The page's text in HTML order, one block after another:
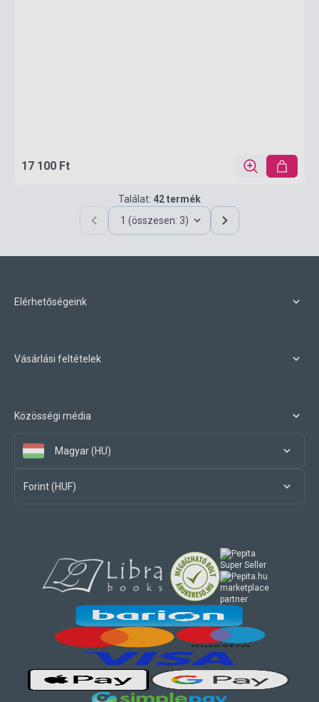
17 100 Ft
Találat: 42 termék
1 (összesen: 3)
Elérhetőségeink
Vásárlási feltételek
Közösségi média
Magyar (HU)
Forint (HUF)
marketplace
partner